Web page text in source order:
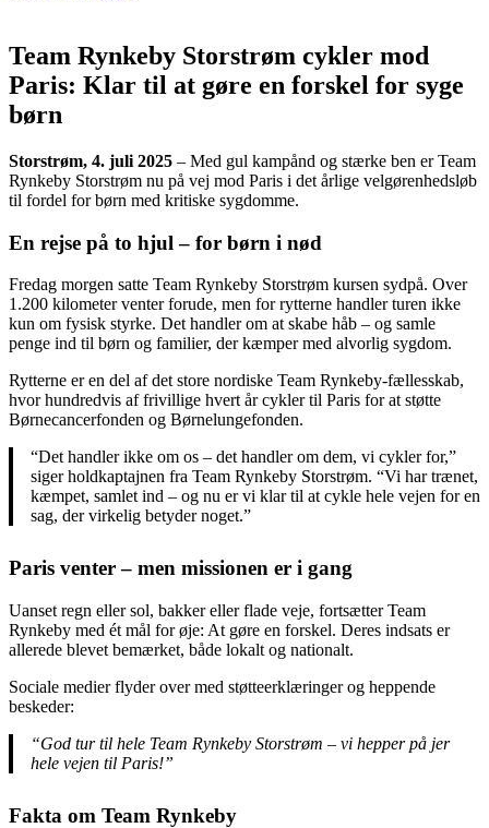
Team Rynkeby Storstrøm cykler mod
Paris: Klar til at gøre en forskel for syge
børn
Storstrøm, 4. juli 2025 – Med gul kampånd og stærke ben er Team
Rynkeby Storstrøm nu på vej mod Paris i det årlige velgørenhedsløb
til fordel for børn med kritiske sygdomme.
En rejse på to hjul – for børn i nød
Fredag morgen satte Team Rynkeby Storstrøm kursen sydpå. Over
1.200 kilometer venter forude, men for rytterne handler turen ikke
kun om fysisk styrke. Det handler om at skabe håb – og samle
penge ind til børn og familier, der kæmper med alvorlig sygdom.
Rytterne er en del af det store nordiske Team Rynkeby-fællesskab,
hvor hundredvis af frivillige hvert år cykler til Paris for at støtte
Børnecancerfonden og Børnelungefonden.
“Det handler ikke om os – det handler om dem, vi cykler for,”
siger holdkaptajnen fra Team Rynkeby Storstrøm. “Vi har trænet,
kæmpet, samlet ind – og nu er vi klar til at cykle hele vejen for en
sag, der virkelig betyder noget.”
Paris venter – men missionen er i gang
Uanset regn eller sol, bakker eller flade veje, fortsætter Team
Rynkeby med ét mål for øje: At gøre en forskel. Deres indsats er
allerede blevet bemærket, både lokalt og nationalt.
Sociale medier flyder over med støtteerklæringer og heppende
beskeder:
“God tur til hele Team Rynkeby Storstrøm – vi hepper på jer
hele vejen til Paris!”
Fakta om Team Rynkeby